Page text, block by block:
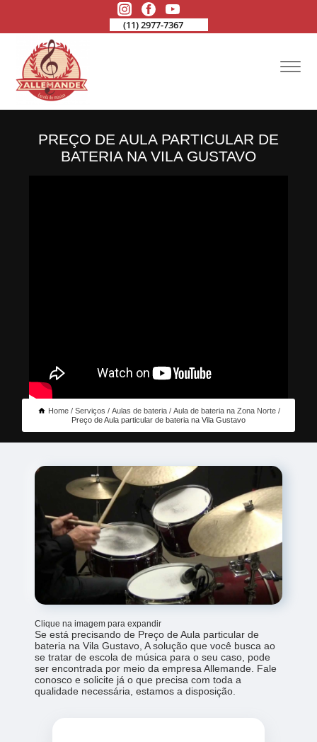
(11) 2977-7367
PREÇO DE AULA PARTICULAR DE
BATERIA NA VILA GUSTAVO
Home Serviços Aulas de bateria
Aula de bateria na Zona Norte
Preço de Aula particular de bateria na Vila Gustavo
Clique na imagem para expandir
Se está precisando de Preço de Aula particular de
bateria na Vila Gustavo, A solução que você busca ao
se tratar de escola de música para o seu caso, pode
ser encontrada por meio da empresa Allemande. Fale
conosco e solicite já o que precisa com toda a
qualidade necessária, estamos a disposição.